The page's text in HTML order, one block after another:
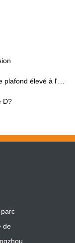
intégré du système de son
D?
de